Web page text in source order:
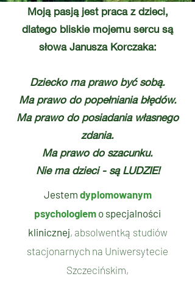
Moją pasją jest praca z dzieci,
dlatego bliskie mojemu sercu są
słowa Janusza Korczaka:
Dziecko ma prawo być sobą.
Ma prawo do popełniania błędów.
Ma prawo do posiadania własnego
zdania.
Ma prawo do szacunku.
Nie ma dzieci - są LUDZIE!
Jestem dyplomowanym
psychologiem o specjalności
klinicznej, absolwentką studiów
stacjonarnych na Uniwersytecie
Szczecińskim,